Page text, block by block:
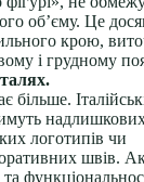
об’єму. Це
крою,
і грудному
логотипів чи
швів.